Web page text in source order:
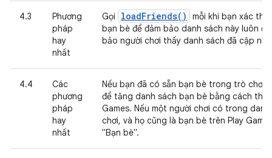
4.3
Phương
pháp
hay
nhất
Gọi loadFriends()
mỗi khi bạn xác
bạn bè để đảm bảo danh sách này luôn
bảo người chơi thấy danh sách đã cập
4.4
Các
phương
pháp
hay
nhất
Nếu bạn đã có sẵn bạn bè trong trò chơi,
để tăng danh sách bạn bè bằng cách
Games. Nếu một người chơi có trong
chơi, và họ cũng là bạn bè trên Play
"Bạn bè".